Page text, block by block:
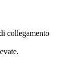
collegamento